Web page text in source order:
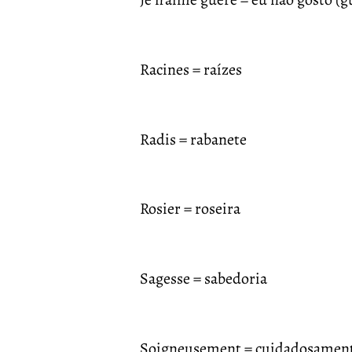
Racines = raízes
Radis = rabanete
Rosier = roseira
Sagesse = sabedoria